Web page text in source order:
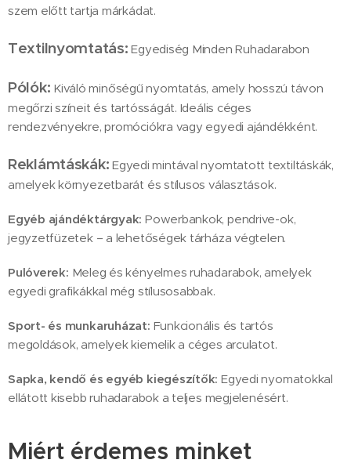
szem előtt tartja márkádat.
Textilnyomtatás: Egyediség Minden Ruhadarabon
Pólók: Kiváló minőségű nyomtatás, amely hosszú távon
megőrzi színeit és tartósságát. Ideális céges
rendezvényekre, promóciókra vagy egyedi ajándékként.
Reklámtáskák: Egyedi mintával nyomtatott textiltáskák,
amelyek környezetbarát és stílusos választások.
Egyéb ajándéktárgyak: Powerbankok, pendrive-ok,
jegyzetfüzetek – a lehetőségek tárháza végtelen.
Pulóverek: Meleg és kényelmes ruhadarabok, amelyek
egyedi grafikákkal még stílusosabbak.
Sport- és munkaruházat: Funkcionális és tartós
megoldások, amelyek kiemelik a céges arculatot.
Sapka, kendő és egyéb kiegészítők: Egyedi nyomatokkal
ellátott kisebb ruhadarabok a teljes megjelenésért.
Miért érdemes minket